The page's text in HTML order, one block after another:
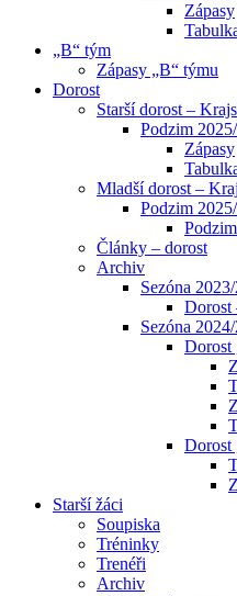
Zápasy
„B“ tým
Zápasy „B“ týmu
Dorost
Starší dorost –
Podzim
Zápasy
Mladší dorost –
Podzim
Články – dorost
Archiv
Sezóna
Dorost
Sezóna
Dorost
Dorost
Starší žáci
Soupiska
Tréninky
Trenéři
Archiv